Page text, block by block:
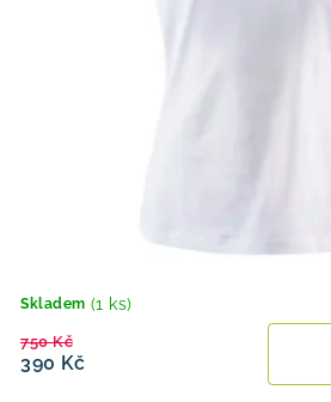
Skladem (1 ks)
390 Kč
750 Kč